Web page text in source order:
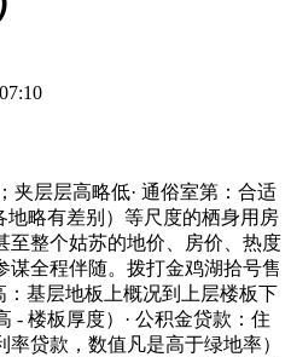
层层高略低· 通俗室第：合适
地略有差别）等尺度的栖身用房
至整个姑苏的地价、房价、热度
谋全程伴随。拨打金鸡湖拾号售
：基层地板上概况到上层楼板下
- 楼板厚度）· 公积金贷款：住
贷款，数值凡是高于绿地率）